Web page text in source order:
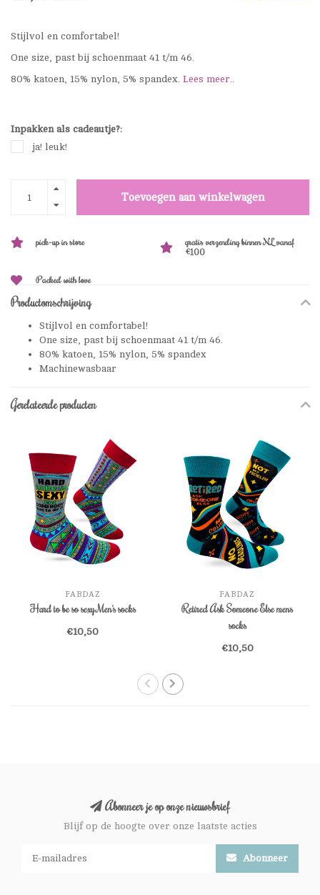
Stijlvol en comfortabel!
One size, past bij schoenmaat 41 t/m 46.
80% katoen, 15% nylon, 5% spandex. Lees meer..
Inpakken als cadeautje?:
ja! leuk!
Toevoegen aan winkelwagen
pick-up in store
gratis verzending binnen NL vanaf
€100
Packed with love
Productomschrijving
Stijlvol en comfortabel!
One size, past bij schoenmaat 41 t/m 46.
80% katoen, 15% nylon, 5% spandex
Machinewasbaar
Gerelateerde producten
FABDAZ
Hard to be so sexy Men's socks
€10,50
FABDAZ
Retired Ask Someone Else mens
socks
€10,50
Abonneer je op onze nieuwsbrief
Blijf op de hoogte over onze laatste acties
Abonneer